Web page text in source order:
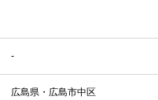
-
広島県・広島市中区